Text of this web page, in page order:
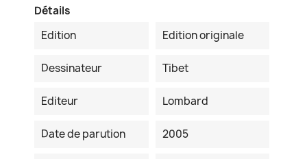
Détails
Edition
Edition originale
Dessinateur Tibet
Editeur Lombard
Date de parution 2005